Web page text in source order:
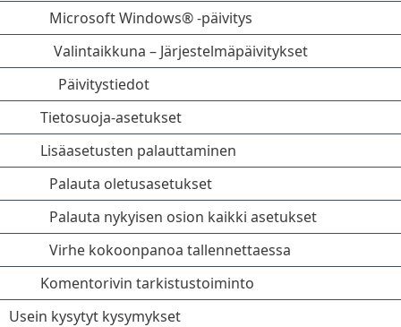
Microsoft Windows® -päivitys
Valintaikkuna – Järjestelmäpäivitykset
Päivitystiedot
Tietosuoja-asetukset
Lisäasetusten palauttaminen
Palauta oletusasetukset
Palauta nykyisen osion kaikki asetukset
Virhe kokoonpanoa tallennettaessa
Komentorivin tarkistustoiminto
Usein kysytyt kysymykset